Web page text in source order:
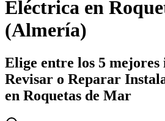
Eléctrica en
(Almería)
Elige entre los 5 mejores
Revisar o Reparar
en Roquetas de Mar